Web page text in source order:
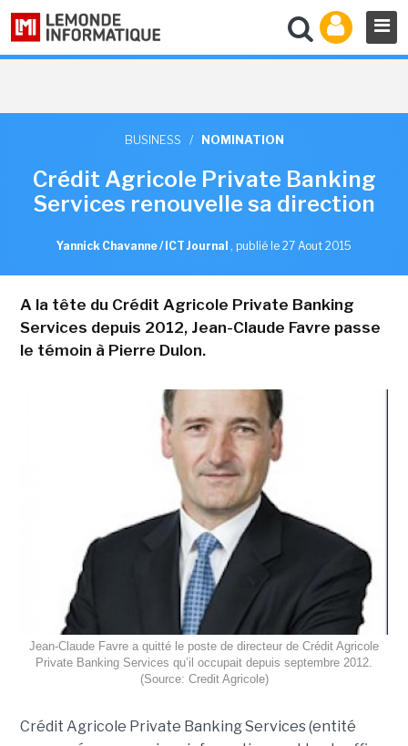
BUSINESS / NOMINATION
Crédit Agricole Private Banking
Services renouvelle sa direction
Yannick Chavanne / ICT Journal , publié le 27 Aout 2015
A la tête du Crédit Agricole Private Banking
Services depuis 2012, Jean-Claude Favre passe
le témoin à Pierre Dulon.
Jean-Claude Favre a quitté le poste de directeur de Crédit Agricole
Private Banking Services qu’il occupait depuis septembre 2012.
(Source: Credit Agricole)
Crédit Agricole Private Banking Services (entité